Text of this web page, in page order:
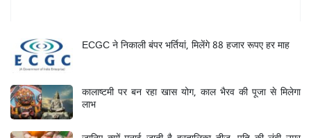
ECGC ने निकाली बंपर भर्तियां, मिलेंगे 88 हजार रूपए हर माह
कालाष्टमी पर बन रहा खास योग, काल भैरव की पूजा से मिलेगा
लाभ